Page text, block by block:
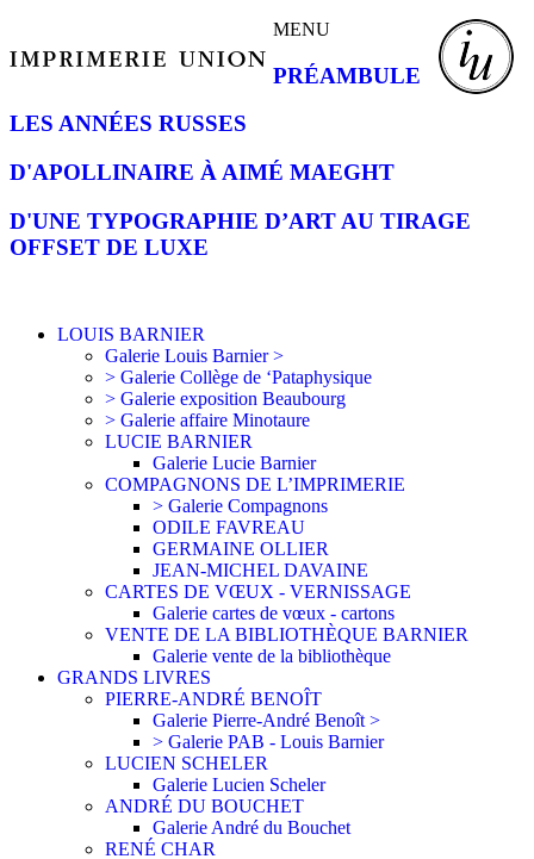
MENU
PRÉAMBULE
LES ANNÉES RUSSES
D'APOLLINAIRE À AIMÉ MAEGHT
D'UNE TYPOGRAPHIE D’ART AU TIRAGE
OFFSET DE LUXE
LOUIS BARNIER
Galerie Louis Barnier >
> Galerie Collège de ‘Pataphysique
> Galerie exposition Beaubourg
> Galerie affaire Minotaure
LUCIE BARNIER
Galerie Lucie Barnier
COMPAGNONS DE L’IMPRIMERIE
> Galerie Compagnons
ODILE FAVREAU
GERMAINE OLLIER
JEAN-MICHEL DAVAINE
CARTES DE VŒUX - VERNISSAGE
Galerie cartes de vœux - cartons
VENTE DE LA BIBLIOTHÈQUE BARNIER
Galerie vente de la bibliothèque
GRANDS LIVRES
PIERRE-ANDRÉ BENOÎT
Galerie Pierre-André Benoît >
> Galerie PAB - Louis Barnier
LUCIEN SCHELER
Galerie Lucien Scheler
ANDRÉ DU BOUCHET
Galerie André du Bouchet
RENÉ CHAR